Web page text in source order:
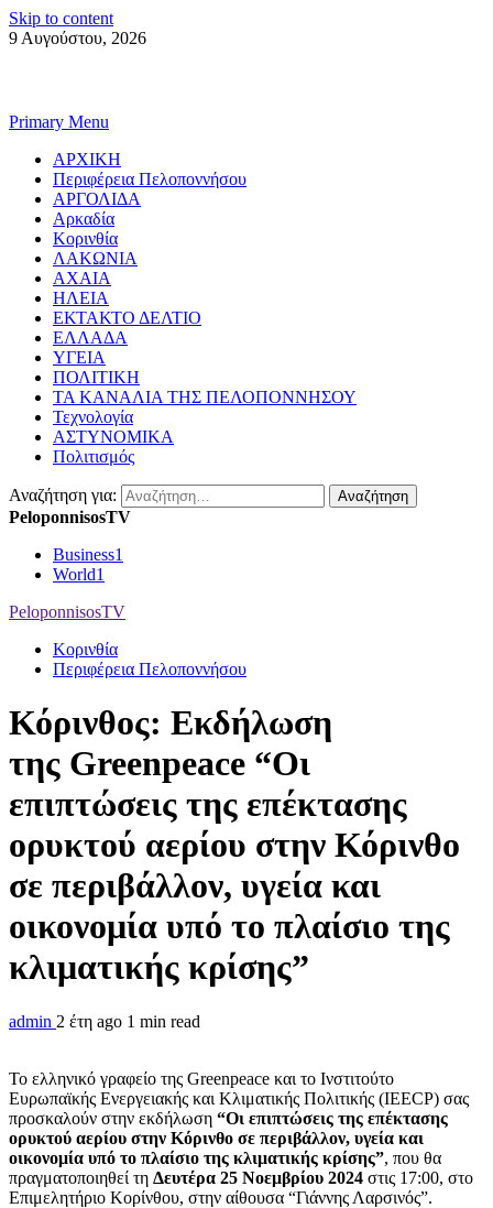
Skip to content
9 Αυγούστου, 2026
Primary Menu
ΑΡΧΙΚΗ
Περιφέρεια Πελοποννήσου
ΑΡΓΟΛΙΔΑ
Αρκαδία
Κορινθία
ΛΑΚΩΝΙΑ
ΑΧΑΙΑ
ΗΛΕΙΑ
ΕΚΤΑΚΤΟ ΔΕΛΤΙΟ
ΕΛΛΑΔΑ
ΥΓΕΙΑ
ΠΟΛΙΤΙΚΗ
ΤΑ ΚΑΝΑΛΙΑ ΤΗΣ ΠΕΛΟΠΟΝΝΗΣΟΥ
Τεχνολογία
ΑΣΤΥΝΟΜΙΚΑ
Πολιτισμός
Αναζήτηση για:
PeloponnisosTV
Business1
World1
PeloponnisosTV
Κορινθία
Περιφέρεια Πελοποννήσου
Κόρινθος: Εκδήλωση
της Greenpeace “Οι
επιπτώσεις της επέκτασης
ορυκτού αερίου στην Κόρινθο
σε περιβάλλον, υγεία και
οικονομία υπό το πλαίσιο της
κλιματικής κρίσης”
admin 2 έτη ago 1 min read
Το ελληνικό γραφείο της Greenpeace και το Ινστιτούτο
Ευρωπαϊκής Ενεργειακής και Κλιματικής Πολιτικής (IEECP) σας
προσκαλούν στην εκδήλωση “Οι επιπτώσεις της επέκτασης
ορυκτού αερίου στην Κόρινθο σε περιβάλλον, υγεία και
οικονομία υπό το πλαίσιο της κλιματικής κρίσης”, που θα
πραγματοποιηθεί τη Δευτέρα 25 Νοεμβρίου 2024 στις 17:00, στο
Επιμελητήριο Κορίνθου, στην αίθουσα “Γιάννης Λαρσινός”.